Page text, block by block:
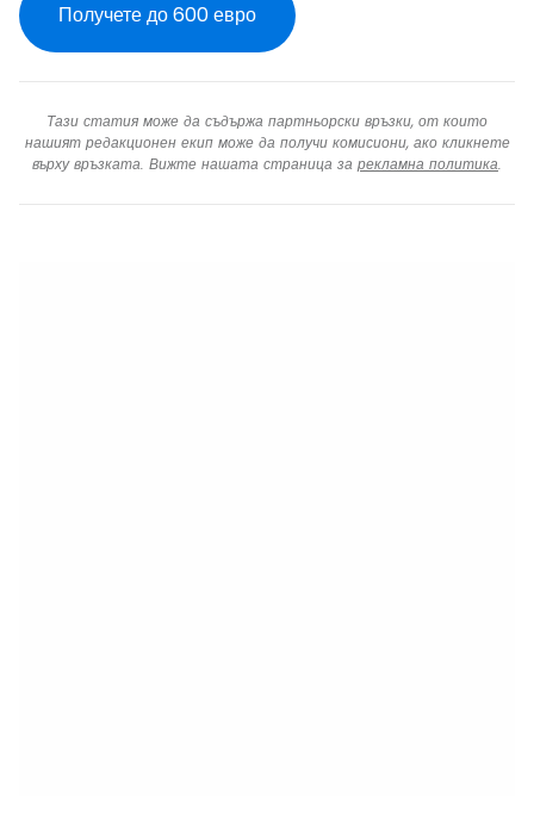
Получете до 600 евро
Тази статия може да съдържа партньорски връзки, от които
нашият редакционен екип може да получи комисиони, ако кликнете
върху връзката. Вижте нашата страница за рекламна политика.